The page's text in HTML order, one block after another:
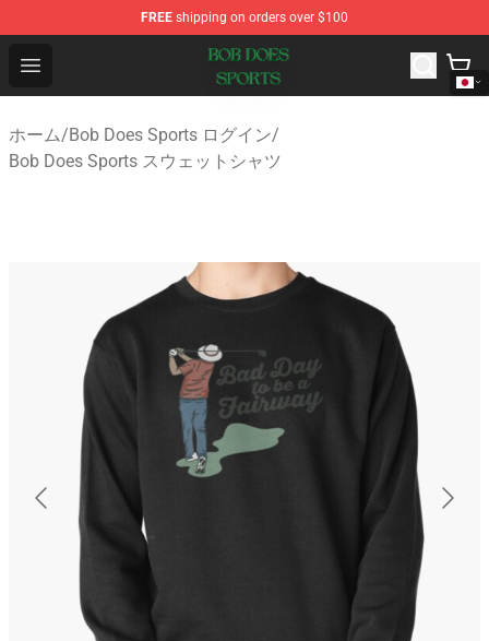
FREE shipping on orders over $100
Open menu
Bob Does Sports Store - Official Bob Does Sports
ホーム/Bob Does Sports ログイン/
Bob Does Sports スウェットシャツ